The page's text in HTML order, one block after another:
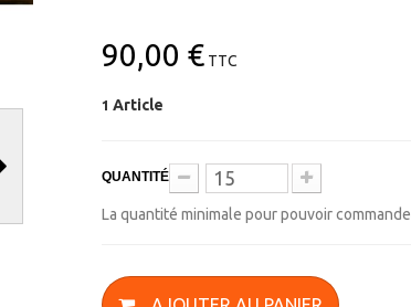
90,00 € TTC
1 Article
QUANTITÉ
La quantité minimale pour pouvoir